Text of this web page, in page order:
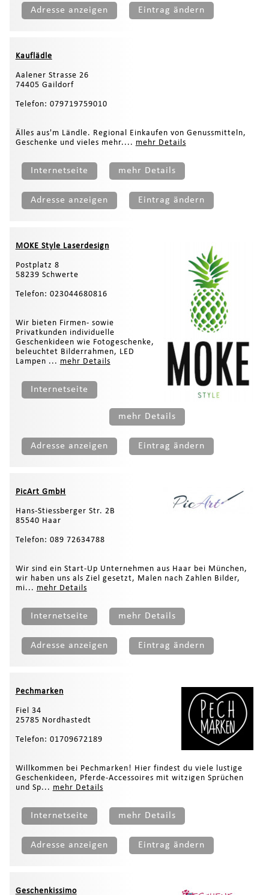
Adresse anzeigen Eintrag ändern
Kauflädle
Aalener Strasse 26
74405 Gaildorf
Telefon: 079719759010
Älles aus'm Ländle. Regional Einkaufen von Genussmitteln,
Geschenke und vieles mehr.... mehr Details
Internetseite mehr Details
Adresse anzeigen Eintrag ändern
MOKE Style Laserdesign
Postplatz 8
58239 Schwerte
Telefon: 023044680816
Wir bieten Firmen- sowie
Privatkunden individuelle
Geschenkideen wie Fotogeschenke,
beleuchtet Bilderrahmen, LED
Lampen ... mehr Details
Internetseite
mehr Details
Adresse anzeigen Eintrag ändern
PicArt GmbH
Hans-Stiessberger Str. 2B
85540 Haar
Telefon: 089 72634788
Wir sind ein Start-Up Unternehmen aus Haar bei München,
wir haben uns als Ziel gesetzt, Malen nach Zahlen Bilder,
mi... mehr Details
Internetseite mehr Details
Adresse anzeigen Eintrag ändern
Pechmarken
Fiel 34
25785 Nordhastedt
Telefon: 01709672189
Willkommen bei Pechmarken! Hier findest du viele lustige
Geschenkideen, Pferde-Accessoires mit witzigen Sprüchen
und Sp... mehr Details
Internetseite mehr Details
Adresse anzeigen Eintrag ändern
Geschenkissimo